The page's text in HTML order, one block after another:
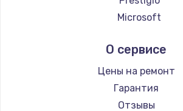
Ремонт ноутбуков
Ремонт ноутбуков
Ремонт ноутбуков
Ремонт ноутбуков
Ремонт ноутбуков
Microsoft
Aquarius
Gigabyte
Aorus
Maibenben
О сервисе
Цены на ремонт
Гарантия
Отзывы